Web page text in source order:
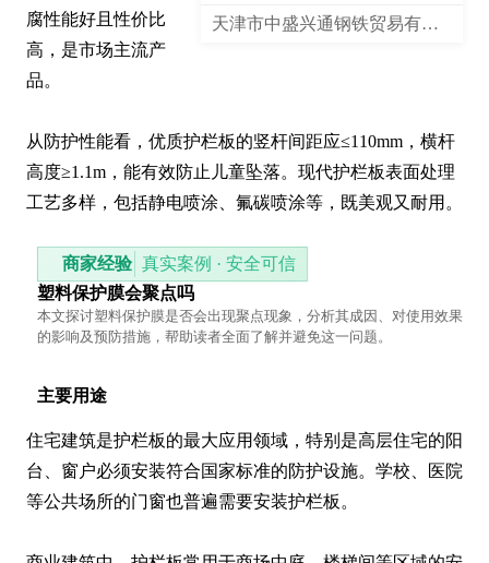
天津市中盛兴通钢铁贸易有限公司
腐性能好且性价比
高，是市场主流产
品。
从防护性能看，优质护栏板的竖杆间距应≤110mm，横杆
高度≥1.1m，能有效防止儿童坠落。现代护栏板表面处理
工艺多样，包括静电喷涂、氟碳喷涂等，既美观又耐用。
商家经验 真实案例 · 安全可信
塑料保护膜会聚点吗
本文探讨塑料保护膜是否会出现聚点现象，分析其成因、对使用效果
的影响及预防措施，帮助读者全面了解并避免这一问题。
主要用途
住宅建筑是护栏板的最大应用领域，特别是高层住宅的阳
台、窗户必须安装符合国家标准的防护设施。学校、医院
等公共场所的门窗也普遍需要安装护栏板。